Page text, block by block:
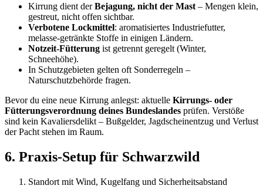
Kirrung dient derBejagung, nicht der Mast – Mengen klein,
gestreut, nicht offen sichtbar.
Verbotene Lockmittel: aromatisiertes Industriefutter,
melasse-getränkte Stoffe in einigen Ländern.
Notzeit-Fütterung ist getrennt geregelt (Winter,
Schneehöhe).
In Schutzgebieten gelten oft Sonderregeln –
Naturschutzbehörde fragen.
Bevor du eine neue Kirrung anlegst: aktuelle Kirrungs- oder
Fütterungsverordnung deines Bundeslandes prüfen. Verstöße
sind kein Kavaliersdelikt – Bußgelder, Jagdscheinentzug und Verlust
der Pacht stehen im Raum.
6. Praxis-Setup für Schwarzwild
Standort mit Wind, Kugelfang und Sicherheitsabstand